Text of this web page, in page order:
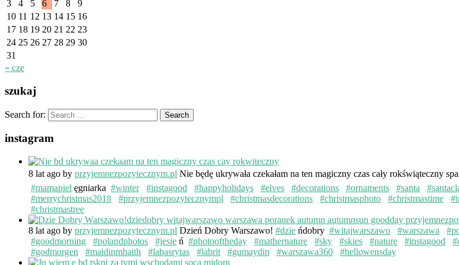
3
4 5 6 7 8
9
10 11 12 13 14 15 16
17 18 19 20 21 22 23
24 25 26 27 28 29 30
31
« cze
szukaj
Search for:
instagram
8 lat ago by przyjemnezpozytecznym.pl Nie będę ukrywała czekałam na ten magiczny czas cały rokświąteczny
#mamapiel ęgniarka #winter #instagood #happyholidays #elves #decorations #ornaments #santa
#merrychristmas2018
#przyjemnezpozytecznympl #christmasdecorations #christmasphoto #christmastime
#christmastree
8 lat ago by przyjemnezpozytecznym.pl Dzień Dobry Warszawo! #dzie ńdobry #witajwarszawo #warszawa
#goodmorning
#polandphotos #jesie ń #photooftheday #mathernature #sky #skies #nature #instagood
#godmorgen
#maidinmhaith #labasrytas #labrit #gumaydin #warszawa360 #hellowensday